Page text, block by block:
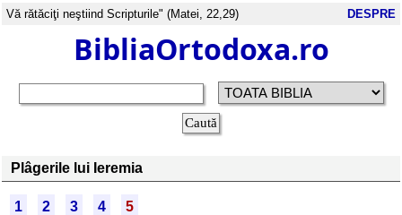
Vă rătăciţi neştiind Scripturile" (Matei, 22,29) DESPRE
BibliaOrtodoxa.ro
Plâgerile lui Ieremia
1 2 3 4
5